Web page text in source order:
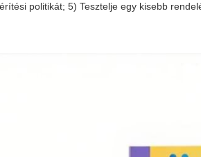
politikát; 5) Tesztelje egy kisebb